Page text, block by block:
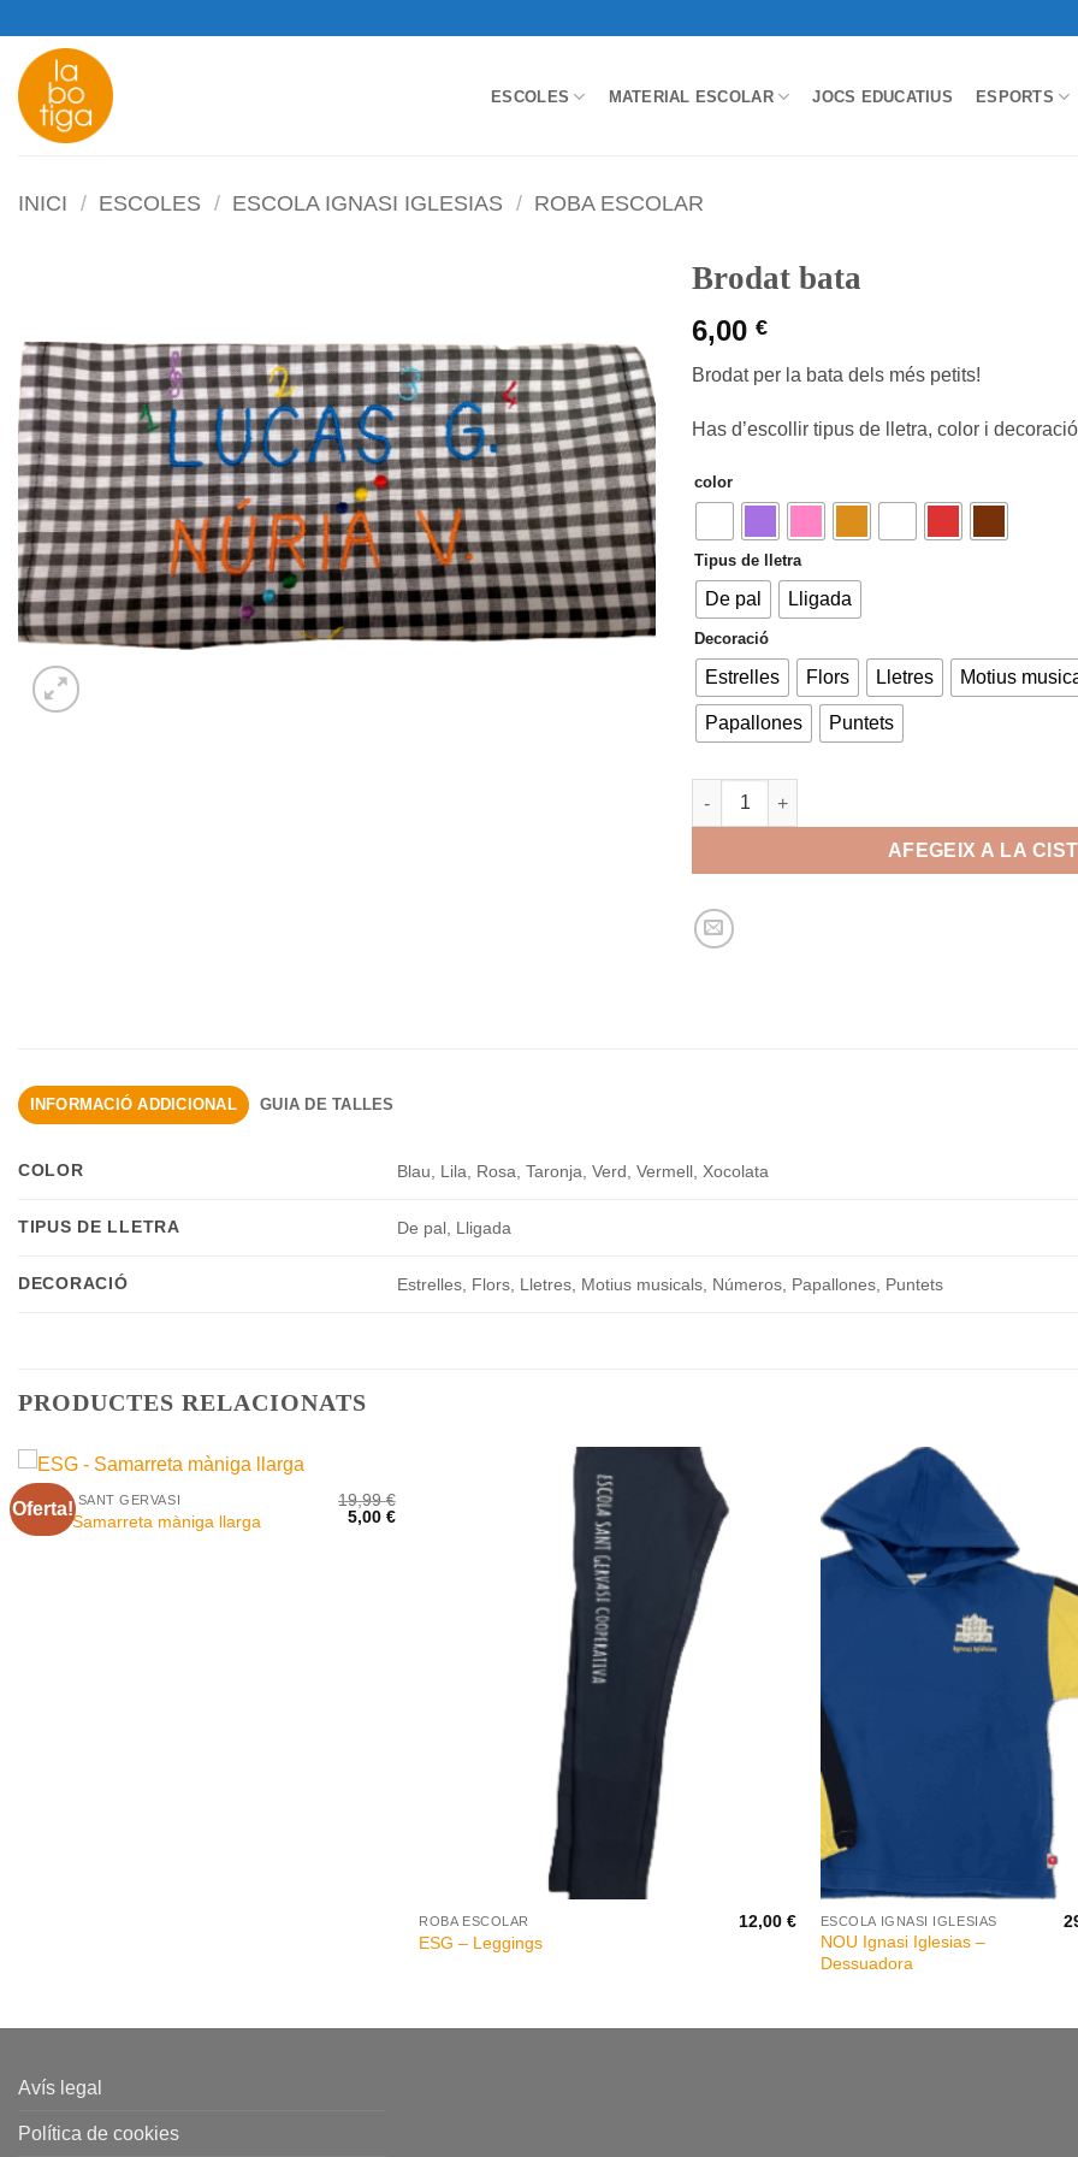
content
ESCOLES MATERIAL ESCOLAR JOCS EDUCATIUS ESPORTS
INICI / ESCOLES / ESCOLA IGNASI IGLESIAS / ROBA ESCOLAR
Brodat bata
6,00 €
Brodat per la bata dels més petits!
Has d’escollir tipus de lletra, color i
color
Tipus de lletra
De pal Lligada
Decoració
Estrelles Flors Lletres Motius
Papallones Puntets
quantitat de Brodat bata
AFEGEIX A LA
INFORMACIÓ ADDICIONAL GUIA DE TALLES
COLOR Blau, Lila, Rosa, Taronja, Verd, Vermell, Xocolata
TIPUS DE LLETRA De pal, Lligada
DECORACIÓ Estrelles, Flors, Lletres, Motius musicals, Números, Papallones, Puntets
PRODUCTES RELACIONATS
Oferta!
+
ESCOLA SANT GERVASI
ESG – Samarreta màniga llarga
19,99€
El
preu
5,00 €El
ROBA ESCOLAR
ESG – Leggings
12,00€ ESCOLA IGNASI IGLESIAS
NOU Ignasi Iglesias –
Dessuadora
Avís legal
Política de cookies